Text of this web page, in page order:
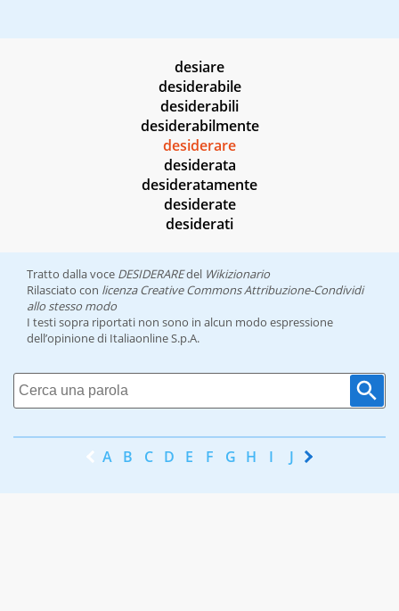
desiare
desiderabile
desiderabili
desiderabilmente
desiderare
desiderata
desideratamente
desiderate
desiderati
Tratto dalla voce DESIDERAREdel Wikizionario
Rilasciato con licenza Creative Commons Attribuzione-Condividi
allo stesso modo
I testi sopra riportati non sono in alcun modo espressione
dell’opinione di Italiaonline S.p.A.
A B C D E F G H I J K